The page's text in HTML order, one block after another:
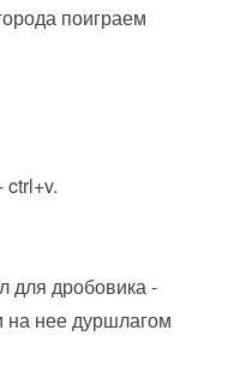
поиграем
ctrl+v.
для дробовика -
на нее дуршлагом